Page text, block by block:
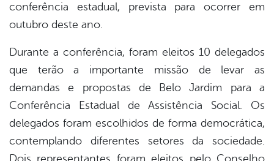
conferência estadual, prevista para ocorrer em
outubro deste ano.
Durante a conferência, foram eleitos 10 delegados
que terão a importante missão de levar as
demandas e propostas de Belo Jardim para a
Conferência Estadual de Assistência Social. Os
delegados foram escolhidos de forma democrática,
contemplando diferentes setores da sociedade.